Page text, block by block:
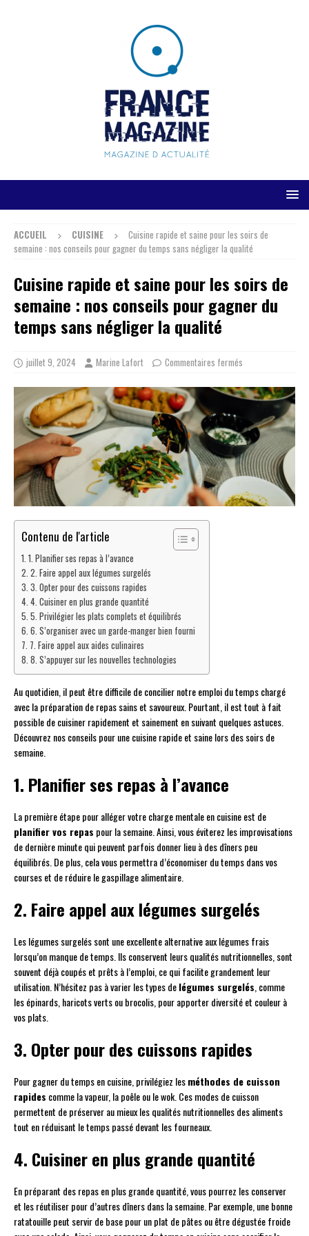
ACCUEIL CUISINE
Cuisine rapide et saine pour les soirs de
semaine : nos conseils pour gagner du temps sans négliger la qualité
Cuisine rapide et saine pour les soirs de
semaine : nos conseils pour gagner du
temps sans négliger la qualité
juillet 9, 2024 Marine Lafort Commentaires fermés
Contenu de l'article
1. Planifier ses repas à l’avance
2. Faire appel aux légumes surgelés
3. Opter pour des cuissons rapides
4. Cuisiner en plus grande quantité
5. Privilégier les plats complets et équilibrés
6. S’organiser avec un garde-manger bien fourni
7. Faire appel aux aides culinaires
8. S’appuyer sur les nouvelles technologies
Au quotidien, il peut être difficile de concilier notre emploi du temps chargé
avec la préparation de repas sains et savoureux. Pourtant, il est tout à fait
possible de cuisiner rapidement et sainement en suivant quelques astuces.
Découvrez nos conseils pour une cuisine rapide et saine lors des soirs de
semaine.
1. Planifier ses repas à l’avance
La première étape pour alléger votre charge mentale en cuisine est de
planifier vos repas pour la semaine. Ainsi, vous éviterez les improvisations
de dernière minute qui peuvent parfois donner lieu à des dîners peu
équilibrés. De plus, cela vous permettra d’économiser du temps dans vos
courses et de réduire le gaspillage alimentaire.
2. Faire appel aux légumes surgelés
Les légumes surgelés sont une excellente alternative aux légumes frais
lorsqu’on manque de temps. Ils conservent leurs qualités nutritionnelles, sont
souvent déjà coupés et prêts à l’emploi, ce qui facilite grandement leur
utilisation. N’hésitez pas à varier les types delégumes surgelés, comme
les épinards, haricots verts ou brocolis, pour apporter diversité et couleur à
vos plats.
3. Opter pour des cuissons rapides
Pour gagner du temps en cuisine, privilégiez lesméthodes de cuisson
rapides comme la vapeur, la poêle ou le wok. Ces modes de cuisson
permettent de préserver au mieux les qualités nutritionnelles des aliments
tout en réduisant le temps passé devant les fourneaux.
4. Cuisiner en plus grande quantité
En préparant des repas en plus grande quantité, vous pourrez les conserver
et les réutiliser pour d’autres dîners dans la semaine. Par exemple, une bonne
ratatouille peut servir de base pour un plat de pâtes ou être dégustée froide